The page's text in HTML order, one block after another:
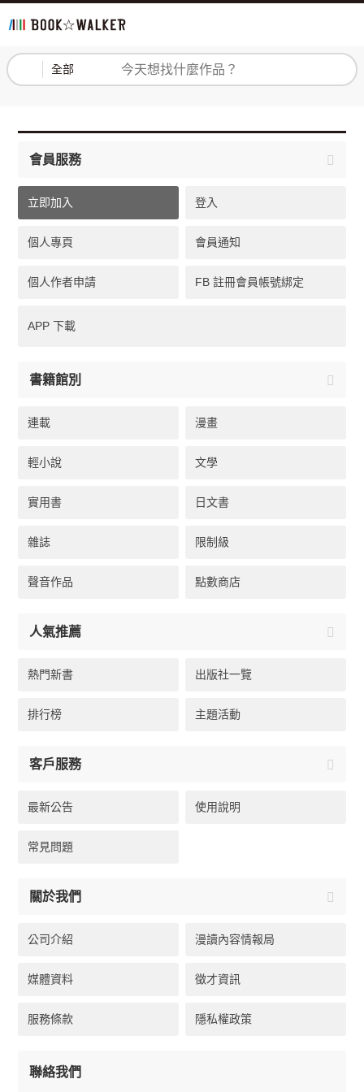
全部 登入 註冊
會員服務
立即加入 登入
個人專頁 會員通知
個人作者申請 FB 註冊會員帳號綁定
APP 下載
書籍館別
連載 漫畫
輕小說 文學
實用書 日文書
雜誌 限制級
聲音作品 點數商店
人氣推薦
熱門新書 出版社一覽
排行榜 主題活動
客戶服務
最新公告 使用說明
常見問題
關於我們
公司介紹 漫讀內容情報局
媒體資料 徵才資訊
服務條款 隱私權政策
聯絡我們